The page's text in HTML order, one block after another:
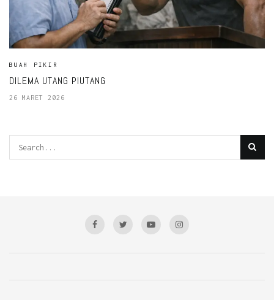
BUAH PIKIR
DILEMA UTANG PIUTANG
26 MARET 2026